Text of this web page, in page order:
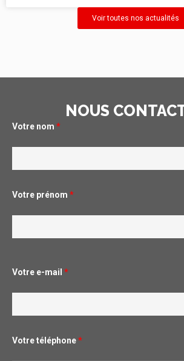
Voir toutes nos actualités
NOUS
Votre nom *
Votre prénom *
Votre e-mail *
Votre téléphone*